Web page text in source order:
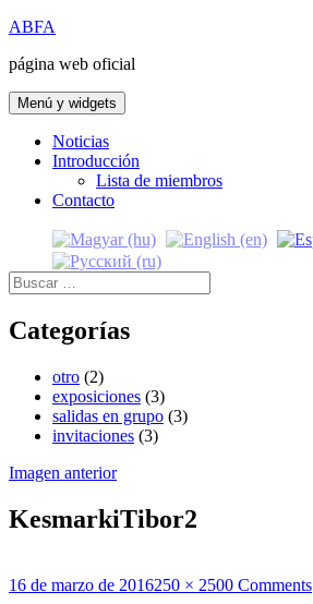
Saltar
contenido
ABFA
página web oficial
Menú y widgets
Noticias
Introducción
Lista de miembros
Contacto
Buscar:
Categorías
otro (2)
exposiciones (3)
salidas en grupo (3)
invitaciones (3)
Imagen anterior
KesmarkiTibor2
Publicado
16 de marzo de 2016Tamaño
250 × 2500 Comments